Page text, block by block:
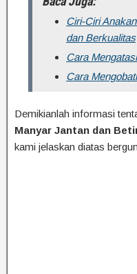
Ciri-Ciri
dan Berkualitas
Cara
Cara
Demikianlah informasi
Manyar Jantan dan
kami jelaskan diatas